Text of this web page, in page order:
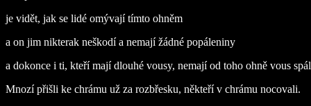
je vidět, jak se lidé omývají tímto ohněm
a on jim nikterak neškodí a nemají žádné popáleniny
a dokonce i ti, kteří mají dlouhé vousy, nemají od toho ohně vous
Mnozí přišli ke chrámu už za rozbřesku, někteří v chrámu nocovali.